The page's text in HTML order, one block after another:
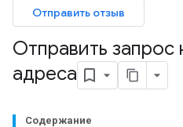
Отправить отзыв
Отправить запрос
адреса
Содержание